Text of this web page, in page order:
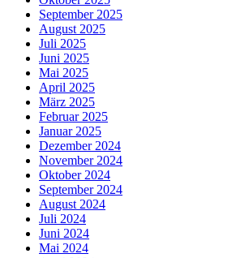
September 2025
August 2025
Juli 2025
Juni 2025
Mai 2025
April 2025
März 2025
Februar 2025
Januar 2025
Dezember 2024
November 2024
Oktober 2024
September 2024
August 2024
Juli 2024
Juni 2024
Mai 2024